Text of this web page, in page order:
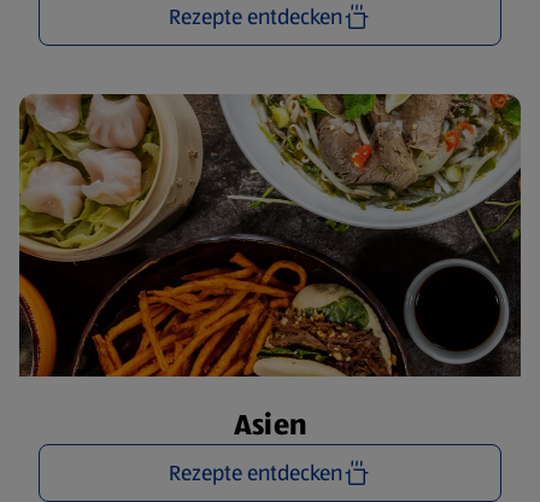
Rezepte entdecken
Asien
Rezepte entdecken